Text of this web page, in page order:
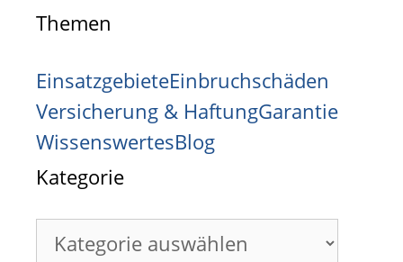
Themen
EinsatzgebieteEinbruchschäden
Versicherung & HaftungGarantie
WissenswertesBlog
Kategorie
Kategorie